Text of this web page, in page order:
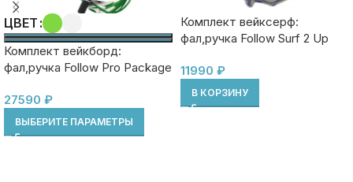
ЦВЕТ
Комплект вейкборд:
фал,ручка Follow Pro Package
27590 ₽
ВЫБЕРИТЕ ПАРАМЕТРЫ
Комплект вейксерф:
фал,ручка Follow Surf 2 Up
11990 ₽
В КОРЗИНУ